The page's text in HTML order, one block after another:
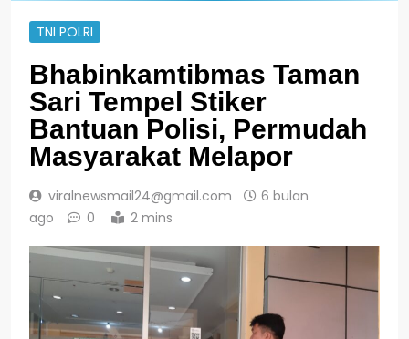
TNI POLRI
Bhabinkamtibmas Taman
Sari Tempel Stiker
Bantuan Polisi, Permudah
Masyarakat Melapor
viralnewsmail24@gmail.com
6 bulan
ago
0 2 mins